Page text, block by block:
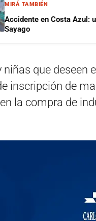
MIRÁ TAMBIÉN
Accidente en Costa Azul:
Sayago
niñas que deseen
inscripción de
la compra de